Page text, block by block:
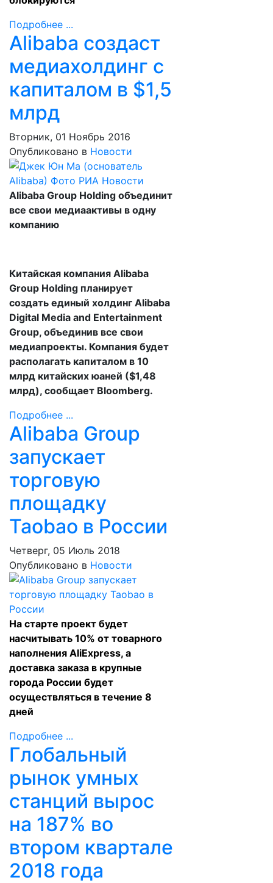
Подробнее ...
Alibaba создаст
медиахолдинг с
капиталом в $1,5
млрд
Вторник, 01 Ноябрь 2016
Опубликовано в Новости
Alibaba Group Holding объединит
все свои медиаактивы в одну
компанию
Китайская компания Alibaba
Group Holding планирует
создать единый холдинг Alibaba
Digital Media and Entertainment
Group, объединив все свои
медиапроекты. Компания будет
располагать капиталом в 10
млрд китайских юаней ($1,48
млрд), сообщает Bloomberg.
Подробнее ...
Alibaba Group
запускает
торговую
площадку
Taobao в России
Четверг, 05 Июль 2018
Опубликовано в Новости
На старте проект будет
насчитывать 10% от товарного
наполнения AliExpress, а
доставка заказа в крупные
города России будет
осуществляться в течение 8
дней
Подробнее ...
Глобальный
рынок умных
станций вырос
на 187% во
втором квартале
2018 года